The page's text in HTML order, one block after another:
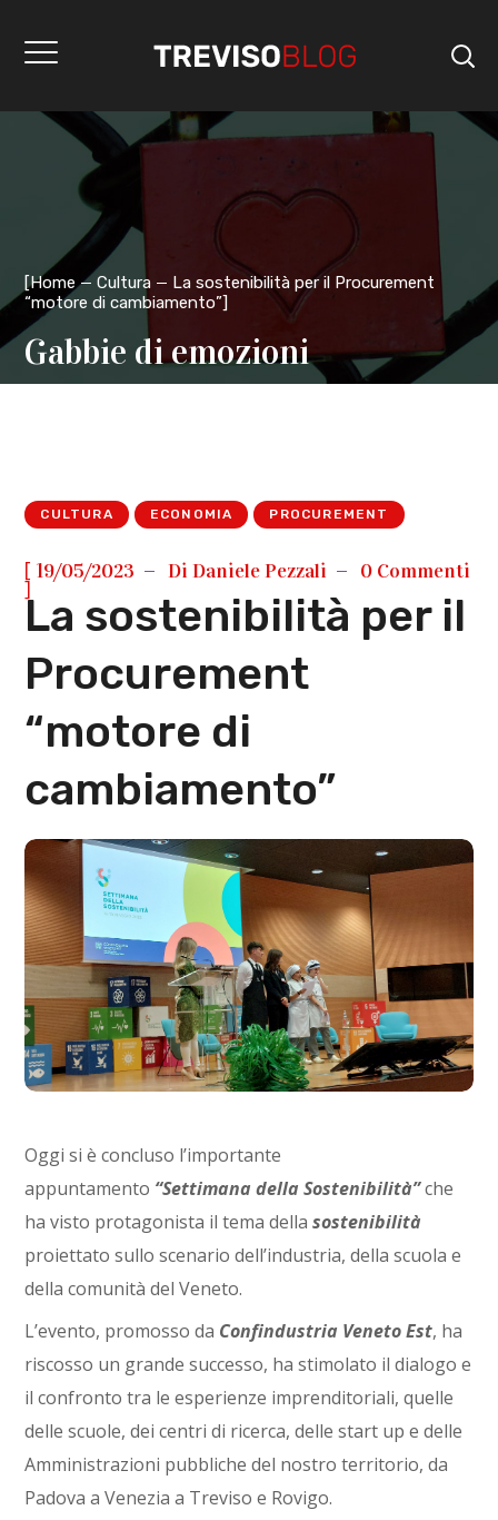
[Home Cultura
La sostenibilità per il Procurement
“motore di cambiamento”]
Gabbie di emozioni
CULTURA ECONOMIA PROCUREMENT
[19/05/2023 DiDaniele Pezzali 0 Commenti
]
La sostenibilità per il
Procurement
“motore di
cambiamento”
Oggi si è concluso l’importante
appuntamento “Settimana della Sostenibilità”che
ha visto protagonista il tema dellasostenibilità
proiettato sullo scenario dell’industria, della scuola e
della comunità del Veneto.
L’evento, promosso da Confindustria Veneto Est, ha
riscosso un grande successo, ha stimolato il dialogo e
il confronto tra le esperienze imprenditoriali, quelle
delle scuole, dei centri di ricerca, delle start up e delle
Amministrazioni pubbliche del nostro territorio, da
Padova a Venezia a Treviso e Rovigo.